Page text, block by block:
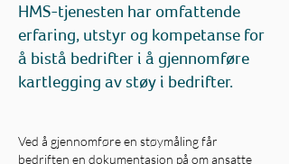
HMS-tjenesten har omfattende
erfaring, utstyr og kompetanse for
å bistå bedrifter i å gjennomføre
kartlegging av støy i bedrifter.
Ved å gjennomføre en støymåling får
bedriften en dokumentasjon på om ansatte